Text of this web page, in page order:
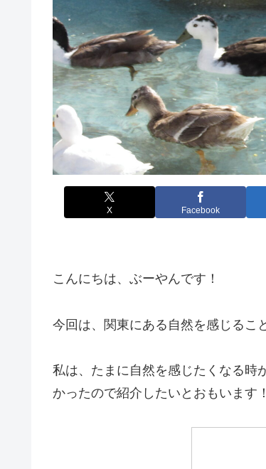
X Facebook
こんにちは、ぶーやんです！
今回は、関東にある自然を感じるこ
私は、たまに自然を感じたくなる時
かったので紹介したいとおもいます！